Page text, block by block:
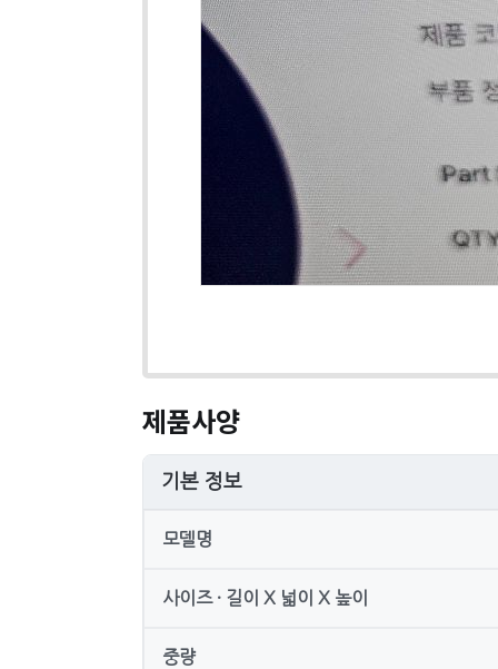
제품사양
기본 정보
모델명
사이즈 · 길이 X 넓이 X 높이
중량